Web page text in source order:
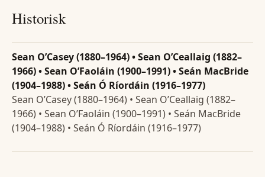
Historisk
Sean O’Casey (1880–1964) • Sean O’Ceallaig (1882–
1966) • Sean O’Faoláin (1900–1991) • Seán MacBride
(1904–1988) • Seán Ó Ríordáin (1916–1977)
Sean O’Casey (1880–1964) • Sean O’Ceallaig (1882–
1966) • Sean O’Faoláin (1900–1991) • Seán MacBride
(1904–1988) • Seán Ó Ríordáin (1916–1977)